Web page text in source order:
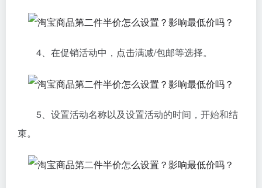
4、在促销活动中， 点击满减/包邮等选择。
5、设置活动名称以及设置活动的时间，开始和结
束。